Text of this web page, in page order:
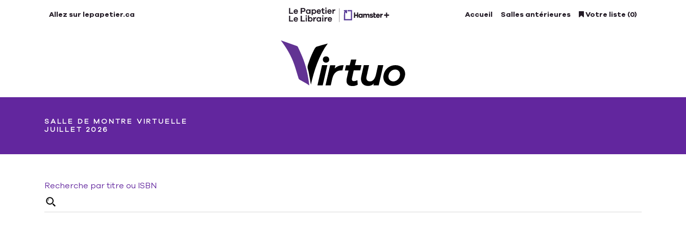
Allez sur lepapetier.ca Accueil Salles antérieures Votre liste (0)
SALLE DE MONTRE VIRTUELLE
JUILLET 2026
Recherche par titre ou ISBN